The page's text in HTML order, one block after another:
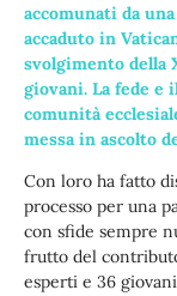
accomunati da
accaduto in
svolgimento della
giovani. La fede e
comunità
messa in ascolto
Con loro ha fatto
processo per una
con sfide sempre
frutto del
esperti e 36